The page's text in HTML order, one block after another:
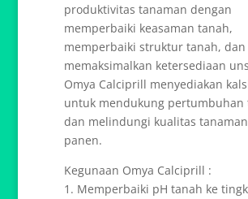
produktivitas tanaman dengan
memperbaiki keasaman tanah,
memperbaiki struktur tanah, dan
memaksimalkan ketersediaan
Omya Calciprill menyediakan
untuk mendukung pertumbuhan
dan melindungi kualitas
panen.
Kegunaan Omya Calciprill :
1. Memperbaiki pH tanah ke